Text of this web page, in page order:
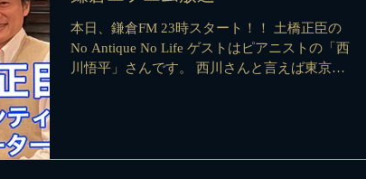
本日、鎌倉FM 23時スタート！！ 土橋正臣の
No Antique No Life ゲストはピアニストの「西
川悟平」さんです。 西川さんと言えば東京